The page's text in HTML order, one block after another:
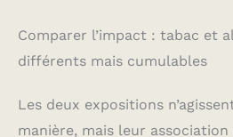
Comparer l’impact : tabac et
différents mais cumulables
Les deux expositions
manière, mais leur association